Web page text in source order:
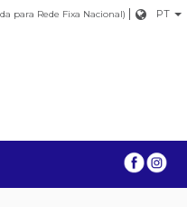
para Rede Fixa Nacional) | PT